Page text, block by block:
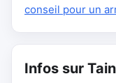
conseil pour un
Infos sur